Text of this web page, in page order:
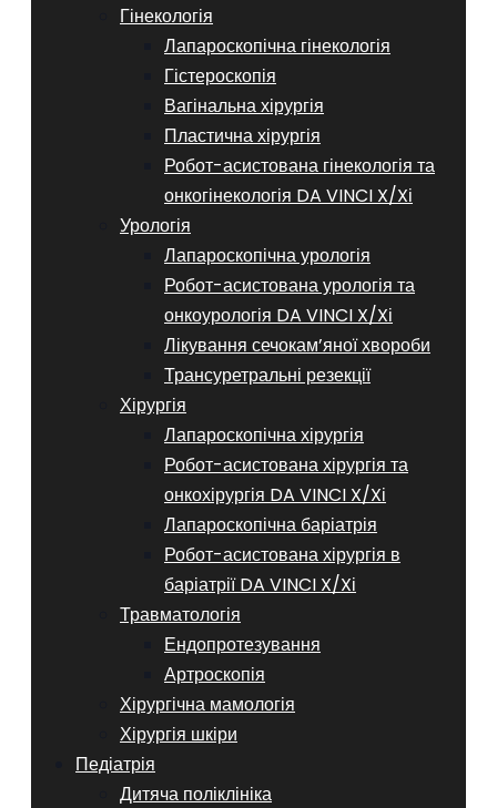
Гінекологія
Лапароскопічна гінекологія
Гістероскопія
Вагінальна хірургія
Пластична хірургія
Робот-асистована гінекологія та
онкогінекологія DA VINCI X/Xі
Урологія
Лапароскопічна урологія
Робот-асистована урологія та
онкоурологія DA VINCI X/Xі
Лікування сечокам’яної хвороби
Трансуретральні резекції
Хірургія
Лапароскопічна хірургія
Робот-асистована хірургія та
онкохірургія DA VINCI X/Xі
Лапароскопічна баріатрія
Робот-асистована хірургія в
баріатрії DA VINCI X/Xі
Травматологія
Ендопротезування
Артроскопія
Хірургічна мамологія
Хірургія шкіри
Педіатрія
Дитяча поліклініка